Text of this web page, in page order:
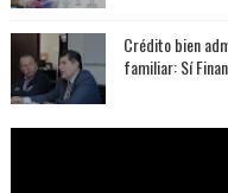
Crédito bien
familiar: Sí